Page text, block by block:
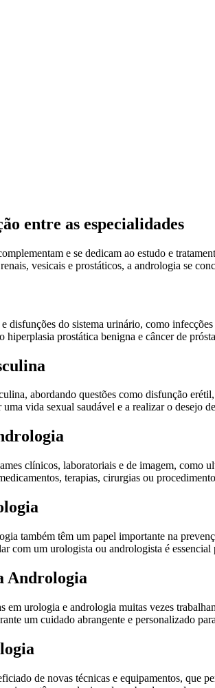
entre as especialidades
e se dedicam ao estudo e
vesicais e prostáticos, a andrologia se
disfunções do sistema urinário, como
hiperplasia prostática benigna e câncer de
abordando questões como disfunção
vida sexual saudável e a realizar o desejo
clínicos, laboratoriais e de imagem, como
terapias, cirurgias ou
também têm um papel importante na
com um urologista ou andrologista é
Andrologia
em urologia e andrologia muitas vezes
um cuidado abrangente e personalizado
de novas técnicas e equipamentos, que